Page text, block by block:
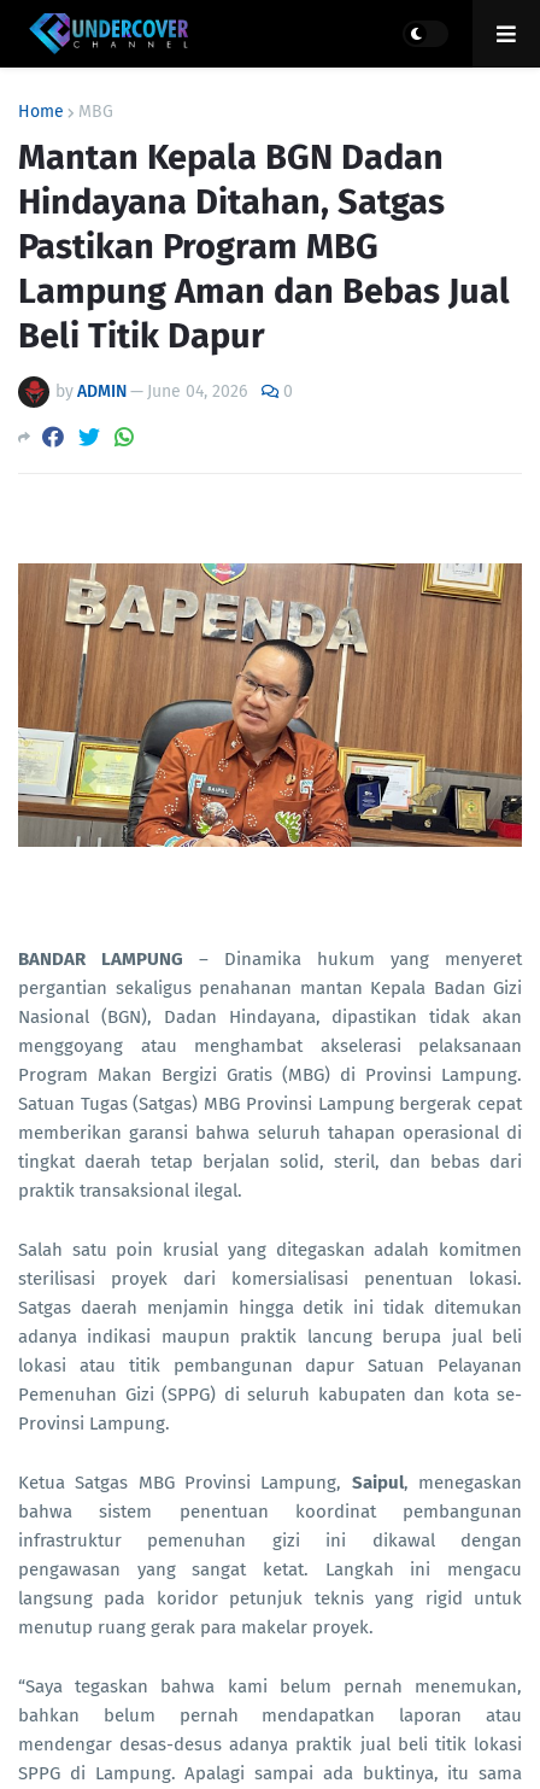
Home MBG
Mantan Kepala BGN Dadan
Hindayana Ditahan, Satgas
Pastikan Program MBG
Lampung Aman dan Bebas Jual
Beli Titik Dapur
byADMIN— June 04, 2026 0
BANDAR LAMPUNG – Dinamika hukum yang menyeret
pergantian sekaligus penahanan mantan Kepala Badan Gizi
Nasional (BGN), Dadan Hindayana, dipastikan tidak akan
menggoyang atau menghambat akselerasi pelaksanaan
Program Makan Bergizi Gratis (MBG) di Provinsi Lampung.
Satuan Tugas (Satgas) MBG Provinsi Lampung bergerak cepat
memberikan garansi bahwa seluruh tahapan operasional di
tingkat daerah tetap berjalan solid, steril, dan bebas dari
praktik transaksional ilegal.
Salah satu poin krusial yang ditegaskan adalah komitmen
sterilisasi proyek dari komersialisasi penentuan lokasi.
Satgas daerah menjamin hingga detik ini tidak ditemukan
adanya indikasi maupun praktik lancung berupa jual beli
lokasi atau titik pembangunan dapur Satuan Pelayanan
Pemenuhan Gizi (SPPG) di seluruh kabupaten dan kota se-
Provinsi Lampung.
Ketua Satgas MBG Provinsi Lampung, Saipul, menegaskan
bahwa sistem penentuan koordinat pembangunan
infrastruktur pemenuhan gizi ini dikawal dengan
pengawasan yang sangat ketat. Langkah ini mengacu
langsung pada koridor petunjuk teknis yang rigid untuk
menutup ruang gerak para makelar proyek.
“Saya tegaskan bahwa kami belum pernah menemukan,
bahkan belum pernah mendapatkan laporan atau
mendengar desas-desus adanya praktik jual beli titik lokasi
SPPG di Lampung. Apalagi sampai ada buktinya, itu sama